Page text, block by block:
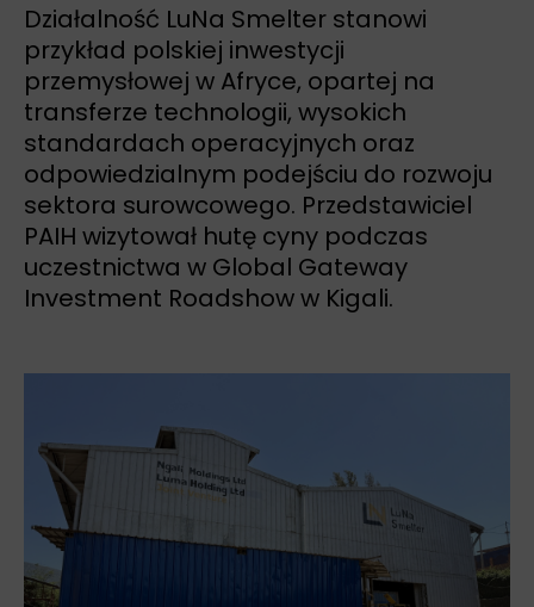
Działalność LuNa Smelter stanowi
przykład polskiej inwestycji
przemysłowej w Afryce, opartej na
transferze technologii, wysokich
standardach operacyjnych oraz
odpowiedzialnym podejściu do rozwoju
sektora surowcowego. Przedstawiciel
PAIH wizytował hutę cyny podczas
uczestnictwa w Global Gateway
Investment Roadshow w Kigali.